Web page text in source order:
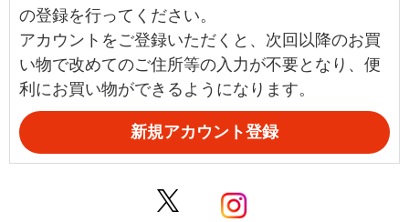
の登録を行ってください。
アカウントをご登録いただくと、次回以降のお買
い物で改めてのご住所等の入力が不要となり、便
利にお買い物ができるようになります。